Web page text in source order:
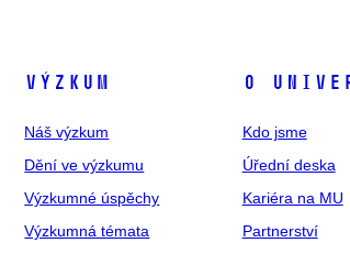
Výzkum
Náš výzkum
Dění ve výzkumu
Výzkumné úspěchy
Výzkumná témata
O
Kdo jsme
Úřední deska
Kariéra na MU
Partnerství